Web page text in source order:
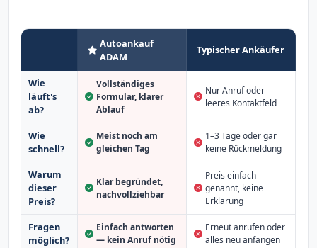
Autoankauf
ADAM
Typischer Ankäufer
Wie
läuft's
ab?
Vollständiges
Formular, klarer
Ablauf
Nur Anruf oder
leeres Kontaktfeld
Wie
schnell?
Meist noch am
gleichen Tag
1–3 Tage oder gar
keine Rückmeldung
Warum
dieser
Preis?
Klar begründet,
nachvollziehbar
Preis einfach
genannt, keine
Erklärung
Fragen
möglich?
Einfach antworten
— kein Anruf nötig
Erneut anrufen oder
alles neu anfangen